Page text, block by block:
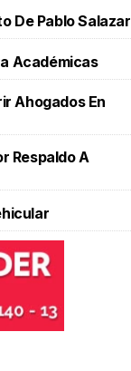
De Pablo Salazar
Académicas
Ahogados En
Respaldo A